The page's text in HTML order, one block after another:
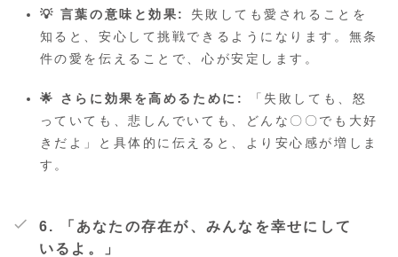
💡 言葉の意味と効果:
失敗しても愛されることを
知ると、安心して挑戦できるようになります。無条
件の愛を伝えることで、心が安定します。
🌟 さらに効果を高めるために:
「失敗しても、怒
っていても、悲しんでいても、どんな〇〇でも大好
きだよ」と具体的に伝えると、より安心感が増しま
す。
6. 「あなたの存在が、みんなを幸せにして
いるよ。」